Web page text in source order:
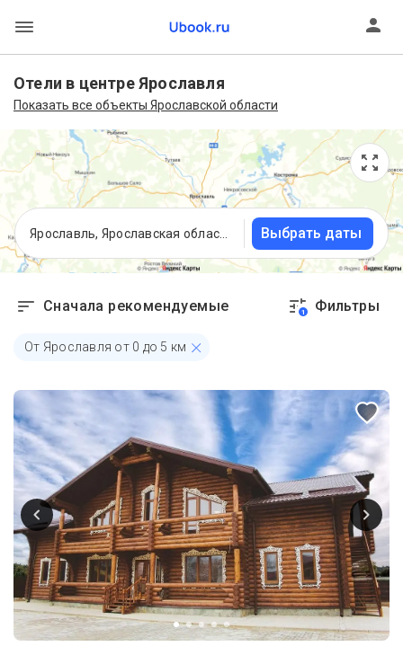
Отели в центре Ярославля
Показать все объекты Ярославской области
Выбрать даты
Сначала рекомендуемые 1 Фильтры
От Ярославля от 0 до 5 км